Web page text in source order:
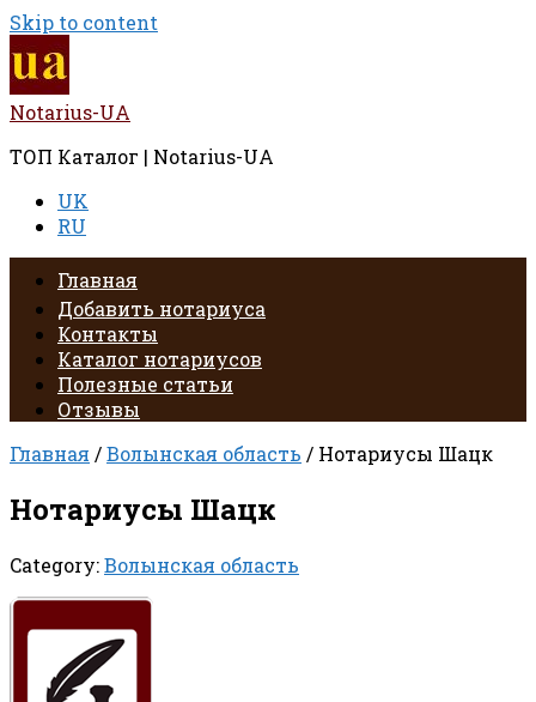
Skip to content
Notarius-UA
ТОП Каталог | Notarius-UA
UK
RU
Главная
Добавить нотариуса
Контакты
Каталог нотариусов
Полезные статьи
Отзывы
Главная /Волынская область / Нотариусы Шацк
Нотариусы Шацк
Category:Волынская область